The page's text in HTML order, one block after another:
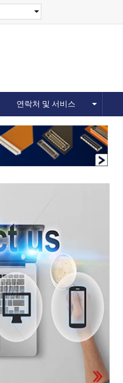
연락처 및 서비스